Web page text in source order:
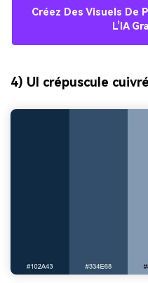
Créez Des Visuels De
L’IA
4) UI crépuscule cuivré